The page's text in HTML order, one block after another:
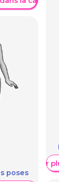
poses
Afficher